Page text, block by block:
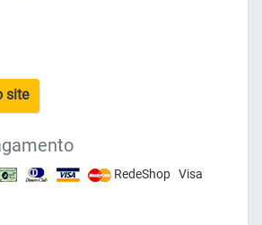
site
RedeShop Visa